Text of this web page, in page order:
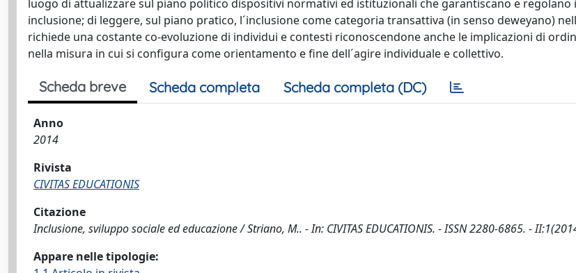
luogo di attualizzare sul piano politico dispositivi normativi ed istituzionali che garantiscano e regolano
inclusione; di leggere, sul piano pratico, l´inclusione come categoria transattiva (in senso deweyano)
richiede una costante co-evoluzione di individui e contesti riconoscendone anche le implicazioni di
nella misura in cui si configura come orientamento e fine dell´agire individuale e collettivo.
Scheda breve Scheda completa Scheda completa (DC)
Anno
2014
Rivista
CIVITAS EDUCATIONIS
Citazione
Inclusione, sviluppo sociale ed educazione / Striano, M.. - In: CIVITAS EDUCATIONIS. - ISSN 2280-6865. -
Appare nelle tipologie: